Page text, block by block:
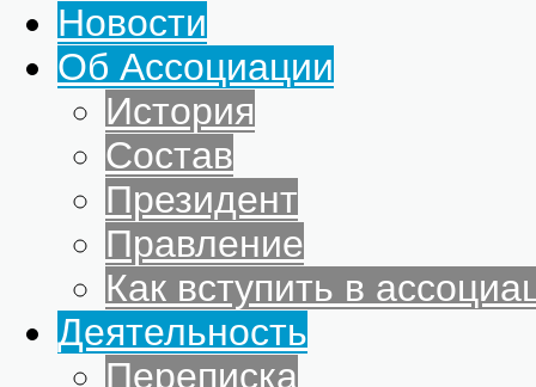
Новости
Об Ассоциации
История
Состав
Президент
Правление
Как вступить в
Деятельность
Переписка